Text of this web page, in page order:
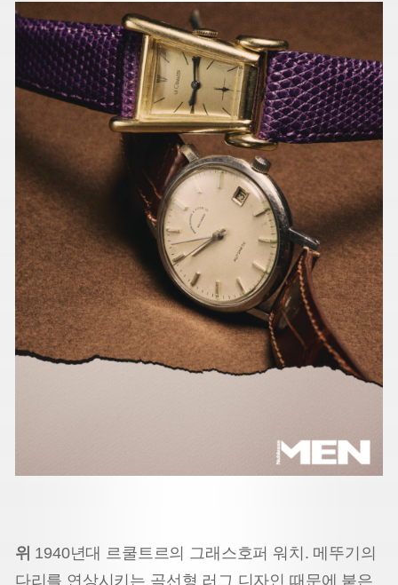
위 1940년대 르쿨트르의 그래스호퍼 워치. 메뚜기의
다리를 연상시키는 곡선형 러그 디자인 때문에 붙은